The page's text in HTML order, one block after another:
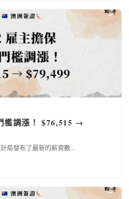
檻調漲！ $76,515 →
局發布了最新的薪資數...